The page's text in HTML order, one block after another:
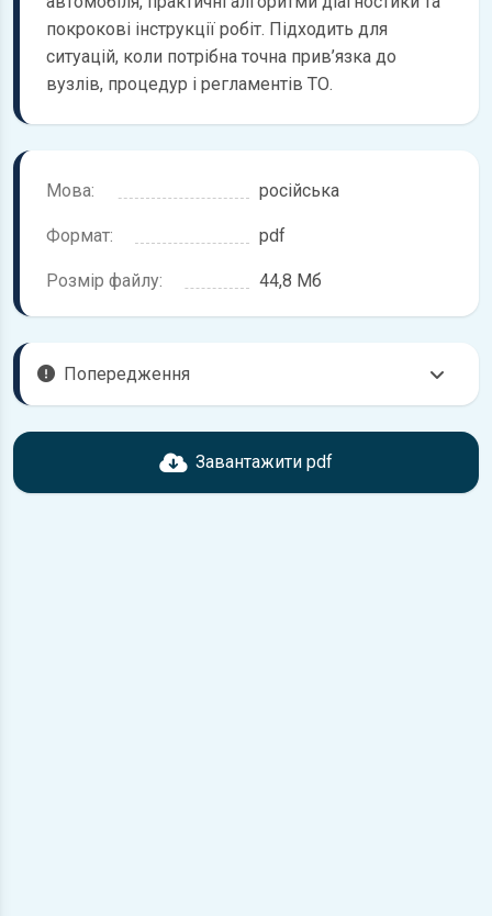
покрокові інструкції робіт. Підходить для
ситуацій, коли потрібна точна прив’язка до
вузлів, процедур і регламентів ТО.
Мова: російська
Формат: pdf
Розмір файлу: 44,8 Мб
Попередження
Перед завантаженням ознайомтесь з характеристиками
ВАЗ Lada Largus, що надані в книзі. Можливі розбіжності,
Завантажити pdf